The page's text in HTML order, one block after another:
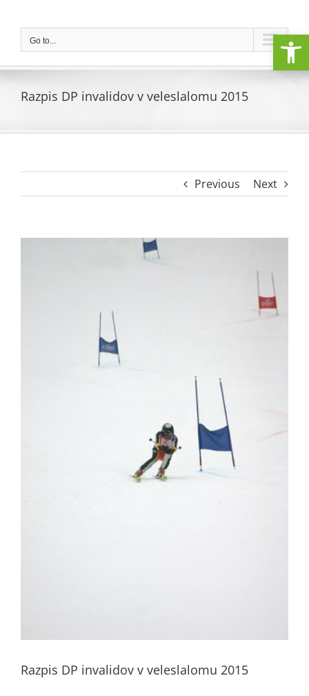
contentGo to...
Razpis DP invalidov v veleslalomu 2015
Previous Next
Razpis DP invalidov v veleslalomu 2015